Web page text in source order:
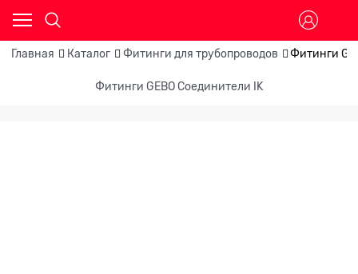
Главная Каталог Фитинги для трубопроводов Фитинги
Фитинги GEBO Соединители IK